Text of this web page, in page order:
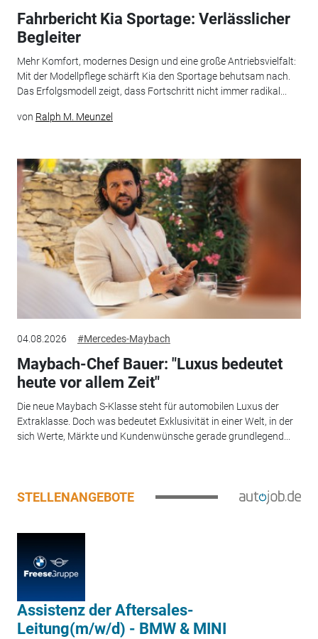
Fahrbericht Kia Sportage: Verlässlicher
Begleiter
Mehr Komfort, modernes Design und eine große Antriebsvielfalt:
Mit der Modellpflege schärft Kia den Sportage behutsam nach.
Das Erfolgsmodell zeigt, dass Fortschritt nicht immer radikal...
von Ralph M. Meunzel
04.08.2026 #Mercedes-Maybach
Maybach-Chef Bauer: "Luxus bedeutet
heute vor allem Zeit"
Die neue Maybach S-Klasse steht für automobilen Luxus der
Extraklasse. Doch was bedeutet Exklusivität in einer Welt, in der
sich Werte, Märkte und Kundenwünsche gerade grundlegend...
STELLENANGEBOTE
Assistenz der Aftersales-
Leitung(m/w/d) - BMW & MINI